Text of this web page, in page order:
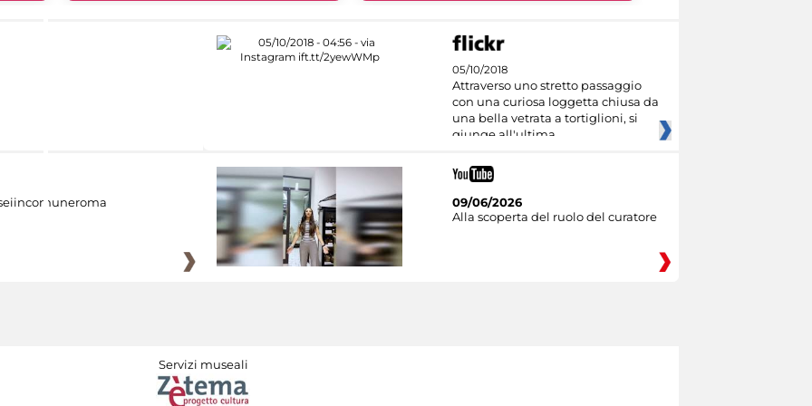
05/10/2018
Attraverso uno stretto passaggio
con una curiosa loggetta chiusa da
una bella vetrata a tortiglioni, si
giunge all'ultima
09/06/2026
Alla scoperta del ruolo del curatore
Servizi museali